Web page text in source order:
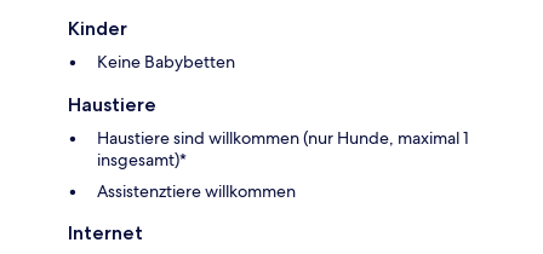
Kinder
Keine Babybetten
Haustiere
Haustiere sind willkommen (nur Hunde, maximal 1
insgesamt)*
Assistenztiere willkommen
Internet